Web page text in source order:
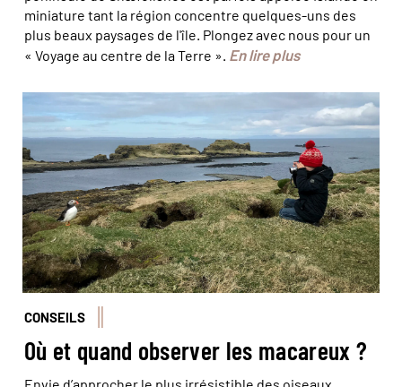
miniature tant la région concentre quelques-uns des
plus beaux paysages de l'île. Plongez avec nous pour un
« Voyage au centre de la Terre ». En lire plus
© Erik_AJV/stock adobe
CONSEILS
Où et quand observer les macareux ?